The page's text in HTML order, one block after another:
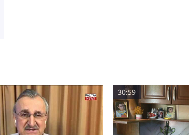
30:59